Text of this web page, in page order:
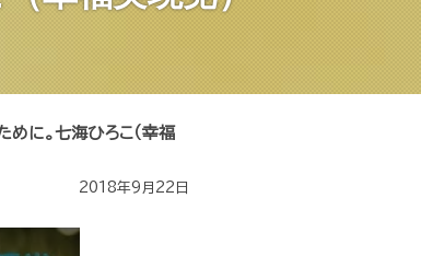
めに。七海ひろこ（幸福
2018年9月22日